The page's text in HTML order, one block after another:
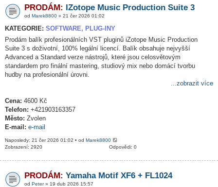
PRODÁM: IZotope Music Production Suite 3
od Marek8800 » 21 čer 2026 01:02
KATEGORIE: SOFTWARE, PLUG-INY
Prodám balík profesionálních VST pluginů iZotope Music Production
Suite 3 s doživotní, 100% legální licencí. Balík obsahuje nejvyšší
Advanced a Standard verze nástrojů, které jsou celosvětovým
standardem pro finální mastering, studiový mix nebo domácí tvorbu
hudby na profesionální úrovni.
...zobrazit více
Cena: 4600 Kč
Telefon: +421903163357
Město: Zvolen
E-mail: e-mail
Naposledy: 21 čer 2026 01:02 • od Marek8800
Odpovědi: 0
Zobrazení: 2920
PRODÁM: Yamaha Motif XF6 + FL1024
od Peter» 19 dub 2026 15:57